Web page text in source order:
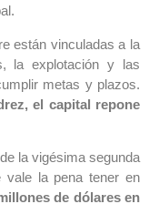
están vinculadas a la
la explotación y las
metas y plazos.
el capital repone
la vigésima segunda
vale la pena tener en
de dólares en